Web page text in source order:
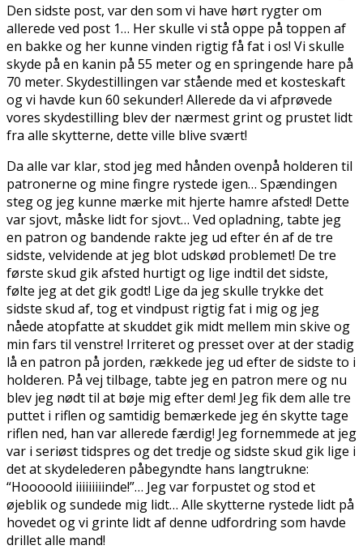
Den sidste post, var den som vi have hørt rygter om
allerede ved post 1… Her skulle vi stå oppe på toppen af
en bakke og her kunne vinden rigtig få fat i os! Vi skulle
skyde på en kanin på 55 meter og en springende hare på
70 meter. Skydestillingen var stående med et kosteskaft
og vi havde kun 60 sekunder! Allerede da vi afprøvede
vores skydestilling blev der nærmest grint og prustet lidt
fra alle skytterne, dette ville blive svært!
Da alle var klar, stod jeg med hånden ovenpå holderen til
patronerne og mine fingre rystede igen… Spændingen
steg og jeg kunne mærke mit hjerte hamre afsted! Dette
var sjovt, måske lidt for sjovt… Ved opladning, tabte jeg
en patron og bandende rakte jeg ud efter én af de tre
sidste, velvidende at jeg blot udskød problemet! De tre
første skud gik afsted hurtigt og lige indtil det sidste,
følte jeg at det gik godt! Lige da jeg skulle trykke det
sidste skud af, tog et vindpust rigtig fat i mig og jeg
nåede atopfatte at skuddet gik midt mellem min skive og
min fars til venstre! Irriteret og presset over at der stadig
lå en patron på jorden, rækkede jeg ud efter de sidste to i
holderen. På vej tilbage, tabte jeg en patron mere og nu
blev jeg nødt til at bøje mig efter dem! Jeg fik dem alle tre
puttet i riflen og samtidig bemærkede jeg én skytte tage
riflen ned, han var allerede færdig! Jeg fornemmede at jeg
var i seriøst tidspres og det tredje og sidste skud gik lige i
det at skydelederen påbegyndte hans langtrukne:
“Hooooold iiiiiiiiinde!”… Jeg var forpustet og stod et
øjeblik og sundede mig lidt… Alle skytterne rystede lidt på
hovedet og vi grinte lidt af denne udfordring som havde
drillet alle mand!